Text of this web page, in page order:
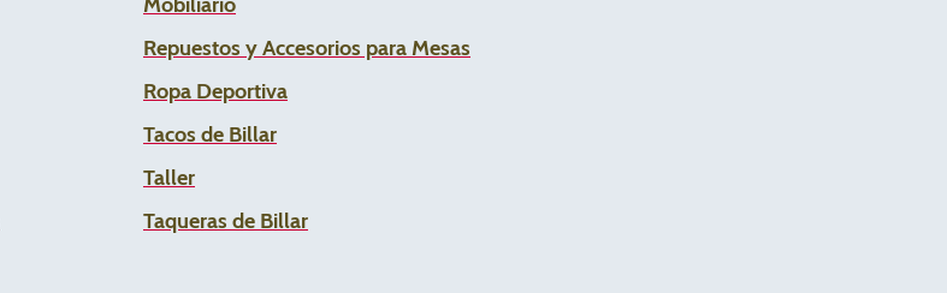
Repuestos y Accesorios para Mesas
Ropa Deportiva
Tacos de Billar
Taller
Taqueras de Billar